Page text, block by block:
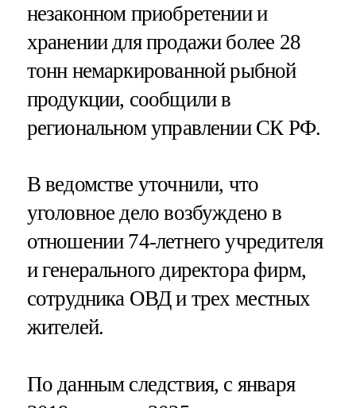
незаконном приобретении и
хранении для продажи более 28
тонн немаркированной рыбной
продукции, сообщили в
региональном управлении СК РФ.
В ведомстве уточнили, что
уголовное дело возбуждено в
отношении 74-летнего учредителя
и генерального директора фирм,
сотрудника ОВД и трех местных
жителей.
По данным следствия, с января